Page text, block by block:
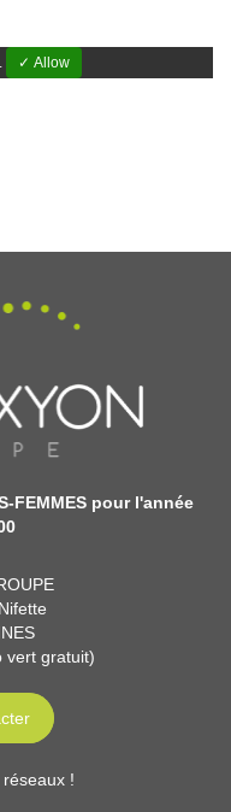
✓ Allow
FEMMES pour l'année
vert gratuit)
!